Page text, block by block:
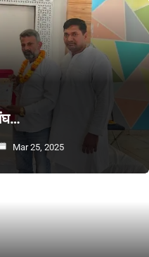
Mar 25, 2025